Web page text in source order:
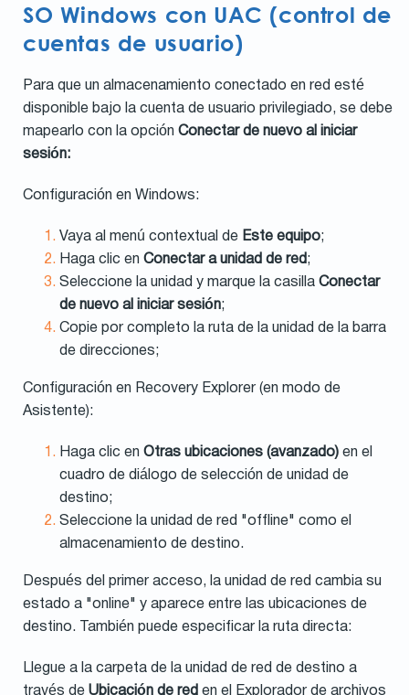
SO Windows con UAC (control de
cuentas de usuario)
Para que un almacenamiento conectado en red esté
disponible bajo la cuenta de usuario privilegiado, se debe
mapearlo con la opción Conectar de nuevo al iniciar
sesión:
Configuración en Windows:
Vaya al menú contextual de Este equipo;
Haga clic en Conectar a unidad de red ;
Seleccione la unidad y marque la casilla Conectar
de nuevo al iniciar sesión;
Copie por completo la ruta de la unidad de la barra
de direcciones;
Configuración en Recovery Explorer (en modo de
Asistente):
Haga clic en Otras ubicaciones (avanzado) en el
cuadro de diálogo de selección de unidad de
destino;
Seleccione la unidad de red "offline" como el
almacenamiento de destino.
Después del primer acceso, la unidad de red cambia su
estado a "online" y aparece entre las ubicaciones de
destino. También puede especificar la ruta directa:
Llegue a la carpeta de la unidad de red de destino a
través de Ubicación de red en el Explorador de archivos